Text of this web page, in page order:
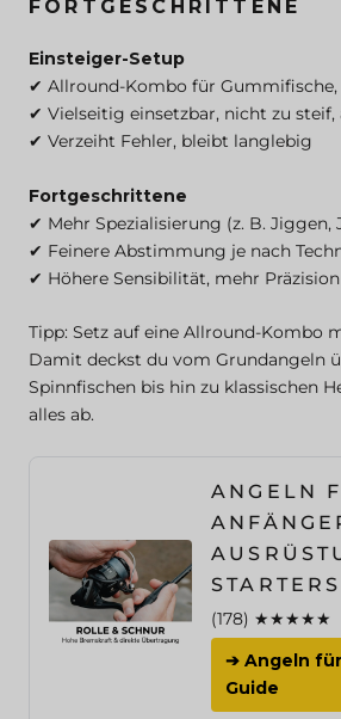
FORTGESCHRITTENE
Einsteiger-Setup
✔ Allround-Kombo für Gummifische,
✔ Vielseitig einsetzbar, nicht zu
✔ Verzeiht Fehler, bleibt langlebig
Fortgeschrittene
✔ Mehr Spezialisierung (z. B. Jiggen,
✔ Feinere Abstimmung je nach
✔ Höhere Sensibilität, mehr Präzision
Tipp: Setz auf eine Allround-Kombo
Damit deckst du vom Grundangeln
Spinnfischen bis hin zu klassischen
alles ab.
ANGELN
(178) ★★★★★
➔ Angeln
Guide